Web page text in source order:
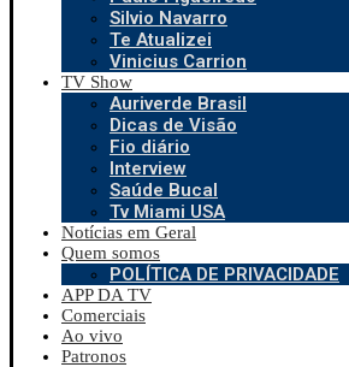
Silvio Navarro
Te Atualizei
Vinicius Carrion
TV Show
Auriverde Brasil
Dicas de Visão
Fio diário
Interview
Saúde Bucal
Tv Miami USA
Notícias em Geral
Quem somos
POLÍTICA DE PRIVACIDADE
APP DA TV
Comerciais
Ao vivo
Patronos